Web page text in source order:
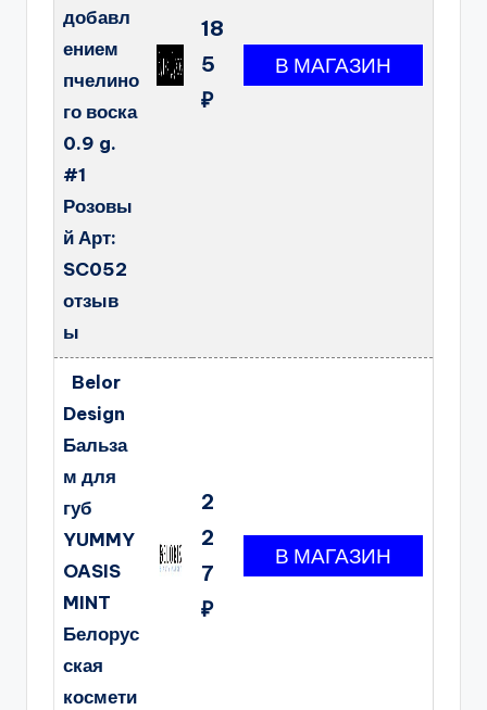
добавл
ением
пчелино
го воска
0.9 g.
#1
Розовы
й Арт:
SC052
отзыв
ы
18
5
₽
Belor
Design
Бальза
м для
губ
YUMMY
OASIS
MINT
Белорус
ская
космети
2
2
7
₽